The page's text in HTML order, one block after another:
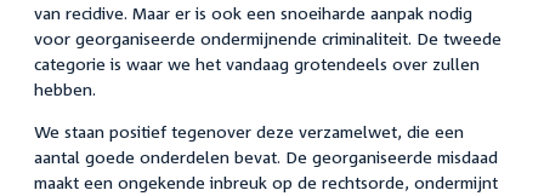
van recidive. Maar er is ook een snoeiharde aanpak nodig
voor georganiseerde ondermijnende criminaliteit. De tweede
categorie is waar we het vandaag grotendeels over zullen
hebben.
We staan positief tegenover deze verzamelwet, die een
aantal goede onderdelen bevat. De georganiseerde misdaad
maakt een ongekende inbreuk op de rechtsorde, ondermijnt